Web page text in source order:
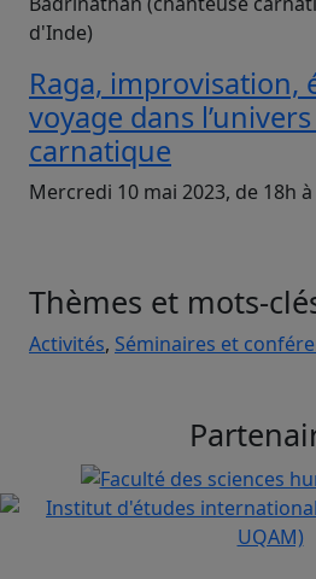
d'Inde)
Raga, improvisation,
voyage dans
carnatique
Mercredi 10 mai 2023, de 18h
Thèmes et mots-
Activités, Séminaires et